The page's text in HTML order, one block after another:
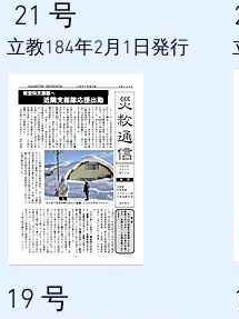
​21 号
​立教184年2月1日発行
​19 号